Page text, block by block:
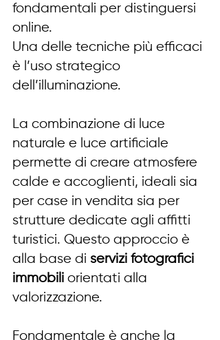
fondamentali per distinguersi
online.
Una delle tecniche più efficaci
è l’uso strategico
dell’illuminazione.
La combinazione di luce
naturale e luce artificiale
permette di creare atmosfere
calde e accoglienti, ideali sia
per case in vendita sia per
strutture dedicate agli affitti
turistici. Questo approccio è
alla base di servizi fotografici
immobili orientati alla
valorizzazione.
Fondamentale è anche la